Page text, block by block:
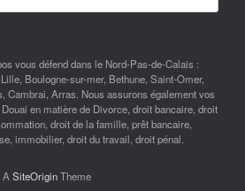
vous défend dans le Nord-Pas-de-Calais :
Boulogne-sur-mer, Bethune, Saint-Omer,
Cambrai, Arras. Nous assurons également vos
en matière de Divorce, droit bancaire, droit
droit de la famille, prêt bancaire,
immobilier, droit du travail, droit pénal.
ASiteOriginTheme